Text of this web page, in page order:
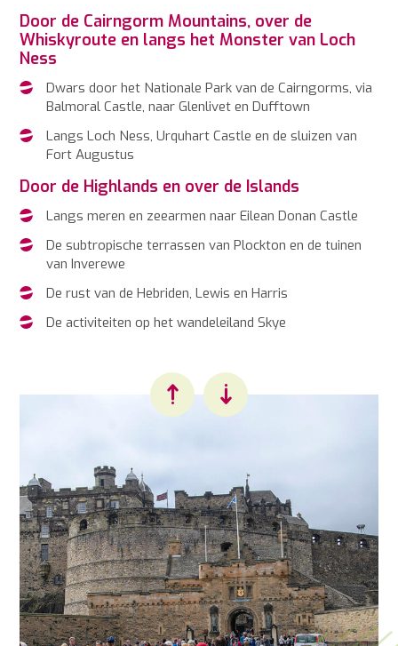
Door de Cairngorm Mountains, over de
Whiskyroute en langs het Monster van Loch
Ness
Dwars door het Nationale Park van de Cairngorms, via
Balmoral Castle, naar Glenlivet en Dufftown
Langs Loch Ness, Urquhart Castle en de sluizen van
Fort Augustus
Door de Highlands en over de Islands
Langs meren en zeearmen naar Eilean Donan Castle
De subtropische terrassen van Plockton en de tuinen
van Inverewe
De rust van de Hebriden, Lewis en Harris
De activiteiten op het wandeleiland Skye